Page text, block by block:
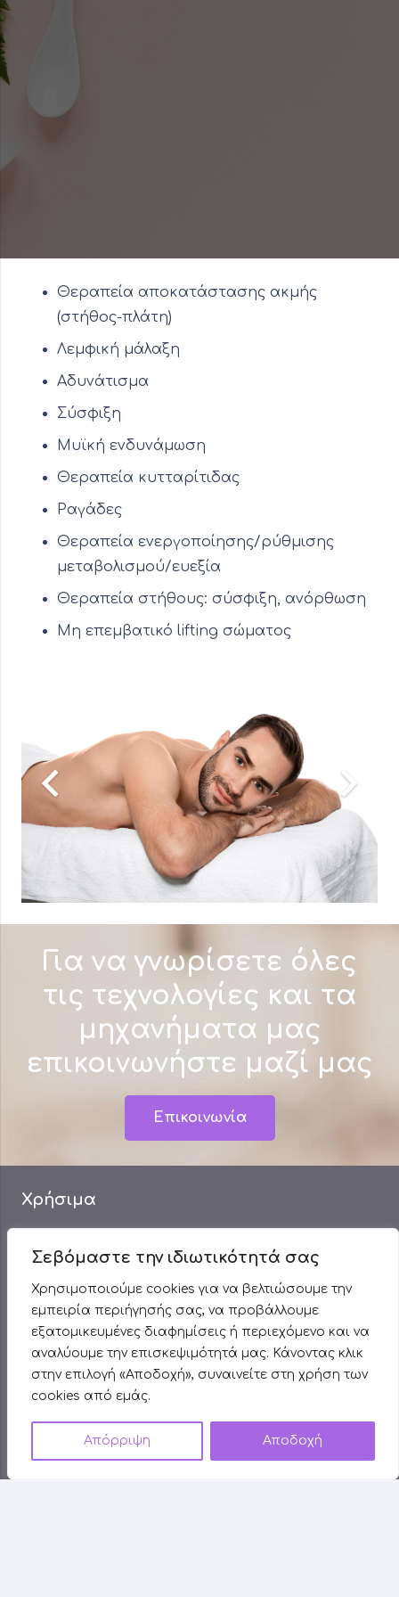
Σεβόμαστε την ιδιωτικότητά σας
Χρησιμοποιούμε cookies για να βελτιώσουμε την
εμπειρία περιήγησής σας, να προβάλλουμε
εξατομικευμένες διαφημίσεις ή περιεχόμενο και να
αναλύουμε την επισκεψιμότητά μας. Κάνοντας κλικ
στην επιλογή «Αποδοχή», συναινείτε στη χρήση των
cookies από εμάς.
Απόρριψη Αποδοχή
Θεραπεία αποκατάστασης ακμής
(στήθος-πλάτη)
Λεμφική μάλαξη
Αδυνάτισμα
Σύσφιξη
Μυϊκή ενδυνάμωση
Θεραπεία κυτταρίτιδας
Ραγάδες
Θεραπεία ενεργοποίησης/ρύθμισης
μεταβολισμού/ευεξία
Θεραπεία στήθους: σύσφιξη, ανόρθωση
Μη επεμβατικό lifting σώματος
Για να γνωρίσετε όλες
τις τεχνολογίες και τα
μηχανήματα μας
επικοινωνήστε μαζί μας
Επικοινωνία
Χρήσιμα
Όροι χρήσης
Υπηρεσίες
Δείγμα από δουλειές μας